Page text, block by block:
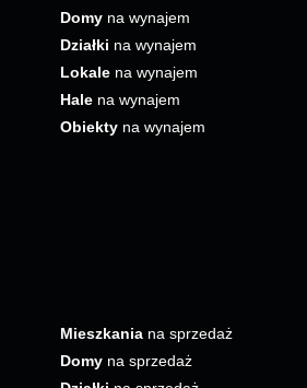
Domy na wynajem
Działki na wynajem
Lokale na wynajem
Hale na wynajem
Obiekty na wynajem
Mieszkania na sprzedaż
Domy na sprzedaż